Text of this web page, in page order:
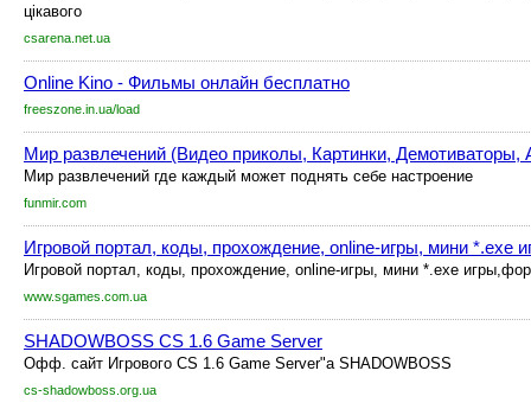
цікавого
csarena.net.ua
Online Kino - Фильмы онлайн бесплатно
freeszone.in.ua/load
Мир развлечений (Видео приколы, Картинки, Демотиваторы,
Мир развлечений где каждый может поднять себе настроение
funmir.com
Игровой портал, коды, прохождение, online-игры, мини *.exe
Игровой портал, коды, прохождение, online-игры, мини *.exe
www.sgames.com.ua
SHADOWBOSS CS 1.6 Game Server
Офф. сайт Игрового CS 1.6 Game Server"а SHADOWBOSS
cs-shadowboss.org.ua